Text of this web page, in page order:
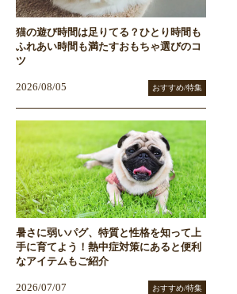
猫の遊び時間は足りてる？ひとり時間も
ふれあい時間も満たすおもちゃ選びのコ
ツ
2026/08/05 おすすめ/特集
暑さに弱いパグ、特質と性格を知って上
手に育てよう！熱中症対策にあると便利
なアイテムもご紹介
2026/07/07 おすすめ/特集